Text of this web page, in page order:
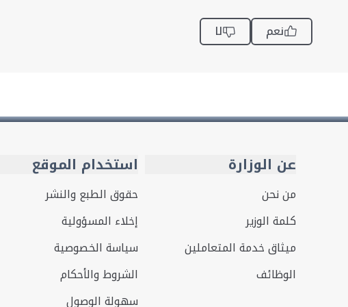
نعم لا
عن الوزارة
من نحن
كلمة الوزير
ميثاق خدمة المتعاملين
الوظائف
استخدام الموقع
حقوق الطبع والنشر
إخلاء المسؤولية
سياسة الخصوصية
الشروط والأحكام
سهولة الوصول